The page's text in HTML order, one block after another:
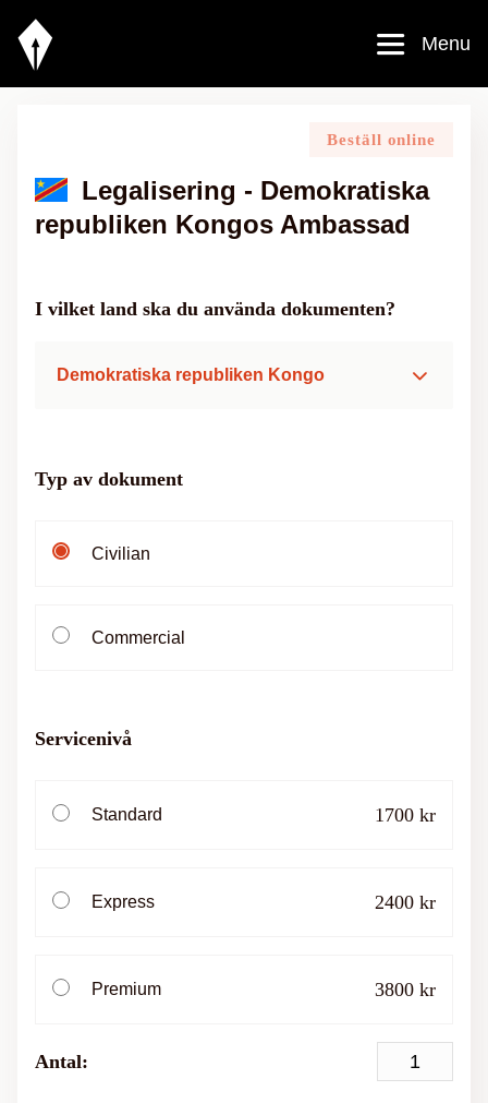
Menu
Beställ online
Legalisering - Demokratiska
republiken Kongos Ambassad
I vilket land ska du använda dokumenten?
Demokratiska republiken Kongo
Typ av dokument
Civilian
Commercial
Servicenivå
Standard 1700 kr
Express 2400 kr
Premium 3800 kr
Antal: